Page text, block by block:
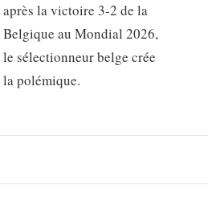
après la victoire 3-2 de la
Belgique au Mondial 2026,
le sélectionneur belge crée
la polémique.